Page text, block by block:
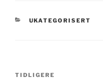
KATEGORIER
UKATEGORISERT
Innleggsnavigasjon
Forrige
TIDLIGERE